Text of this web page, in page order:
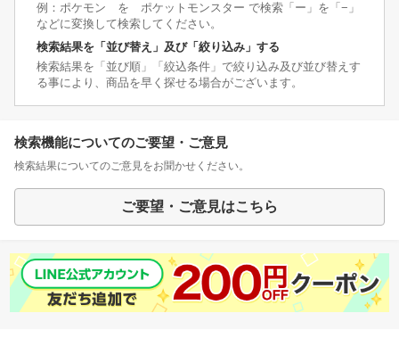
例：ポケモン を ポケットモンスター で検索「ー」を「−」
などに変換して検索してください。
検索結果を「並び替え」及び「絞り込み」する
検索結果を「並び順」「絞込条件」で絞り込み及び並び替えす
る事により、商品を早く探せる場合がございます。
検索機能についてのご要望・ご意見
検索結果についてのご意見をお聞かせください。
ご要望・ご意見はこちら